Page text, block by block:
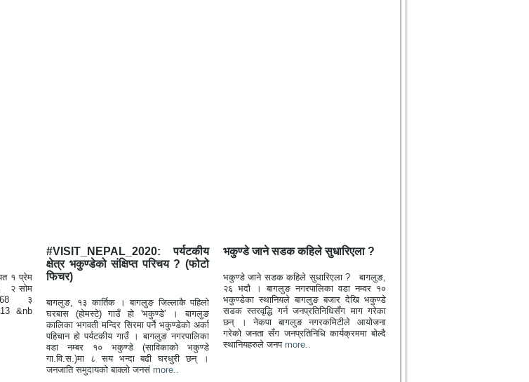
१ प्रेम
२ सोम
३
&nb
#VISIT_NEPAL_2020: पर्यटकीय
क्षेत्र भकुण्डेको संक्षिप्त परिचय ? (फोटो
फिचर)
बागलुङ, १३ कार्तिक । बागलुङ जिल्लाकै पहिलो
घरबास (होमस्टे) गाउँ हो 'भकुण्डे' । बागलुङ
कालिका भगवती मन्दिर सिरमा पर्ने भकुण्डेको अर्का
पहिचान हो पर्यटकीय गाउँ । बागलुङ नगरपालिका
वडा नम्बर १० भकुण्डे (साविकाको भकुण्डे
गा.वि.स.)मा ८ सय भन्दा बढी घरधुरी छन् ।
जनजाति समुदायको बाक्लो जनसं more..
भकुण्डे जाने सडक कहिले सुधारिएला ?
भकुण्डे जाने सडक कहिले सुधारिएला ? बागलुङ,
२६ भदौ । बागलुङ नगरपालिका वडा नम्वर १०
भकुण्डेका स्थानियले बागलुङ बजार देखि भकुण्डे
सडक स्तरवृद्धि गर्न जनप्रतिनिधिसँग माग गरेका
छन् । नेकपा बागलुङ नगरकमिटीले आयोजना
गरेको जनता सँग जनप्रतिनिधि कार्यक्रममा बोल्दै
स्थानियहरुले जनप more..